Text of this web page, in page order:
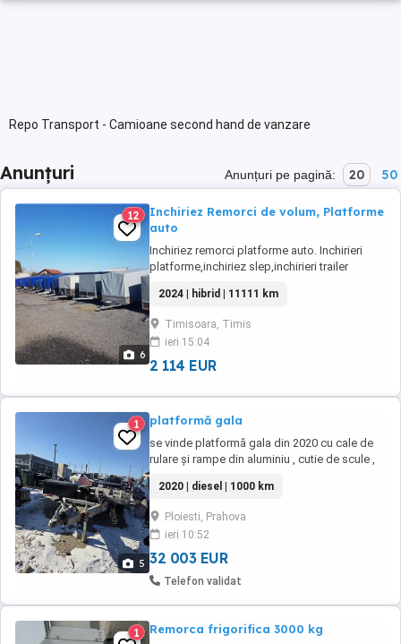
Repo Transport - Camioane second hand de vanzare
Anunțuri Anunțuri pe pagină: 20 50
6
12
Inchiriez Remorci de volum, Platforme
auto
Inchiriez remorci platforme auto. Inchirieri
platforme,inchiriez slep,inchirieri trailer
zincate cu prelata fara prelata,inchirieri
remorci motoare,inchiriez remorci atv-uri ,de
diferite marimi (2m,2,5m,3m,4m,5m) si
categorii (750kg-2700kg), inchiriez remorca ...
2024 | hibrid | 11111 km
Timisoara, Timis
ieri 15:04
2 114 EUR
5
1 platformă gala
se vinde platformă gala din 2020 cu cale de
rulare și rampe din aluminiu , cutie de scule ,
autoturism troliu electric de putere mare ,
troliu manual etc., mai multe informații la
telefon ...
2020 | diesel | 1000 km
Ploiesti, Prahova
ieri 10:52
32 003 EUR
Telefon validat
1 Remorca frigorifica 3000 kg